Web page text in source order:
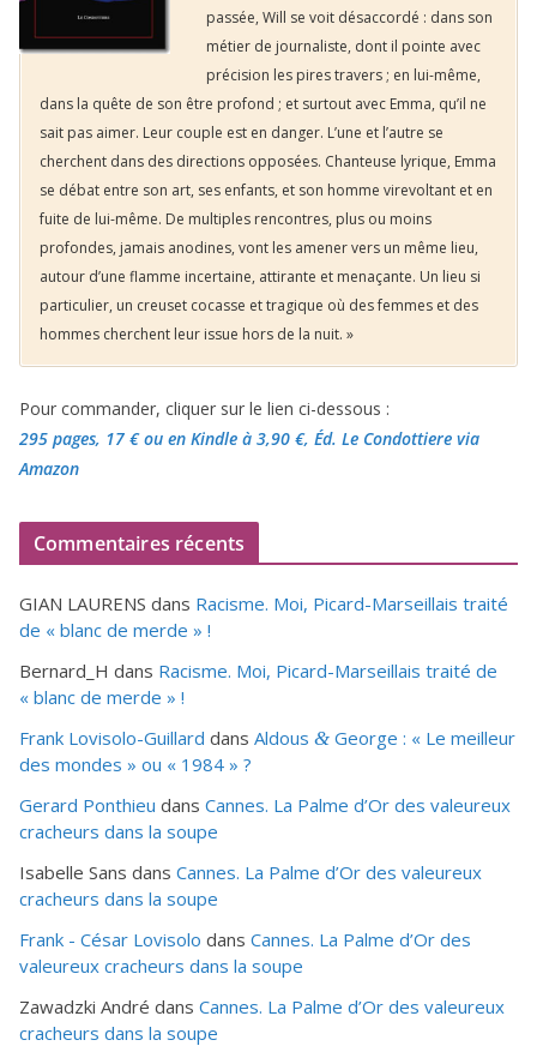
passée, Will se voit désaccordé : dans son
métier de journaliste, dont il pointe avec
précision les pires travers ; en lui-même,
dans la quête de son être profond ; et surtout avec Emma, qu’il ne
sait pas aimer. Leur couple est en danger. L’une et l’autre se
cherchent dans des directions opposées. Chanteuse lyrique, Emma
se débat entre son art, ses enfants, et son homme virevoltant et en
fuite de lui-même. De multiples rencontres, plus ou moins
profondes, jamais anodines, vont les amener vers un même lieu,
autour d’une flamme incertaine, attirante et menaçante. Un lieu si
particulier, un creuset cocasse et tragique où des femmes et des
hommes cherchent leur issue hors de la nuit. »
Pour commander, cliquer sur le lien ci-dessous :
295 pages, 17 €ou en Kindle à 3,90 €, Éd. Le Condottiere via
Amazon
Commentaires récents
GIAN LAURENS dans Racisme. Moi, Picard-Marseillais traité
de « blanc de merde » !
Bernard_H dans Racisme. Moi, Picard-Marseillais traité de
« blanc de merde » !
Frank Lovisolo-Guillard dans Aldous & George : « Le meilleur
des mondes » ou « 1984 » ?
Gerard Ponthieu dans Cannes. La Palme d’Or des valeureux
cracheurs dans la soupe
Isabelle Sans dans Cannes. La Palme d’Or des valeureux
cracheurs dans la soupe
Frank - César Lovisolo dans Cannes. La Palme d’Or des
valeureux cracheurs dans la soupe
Zawadzki André dans Cannes. La Palme d’Or des valeureux
cracheurs dans la soupe